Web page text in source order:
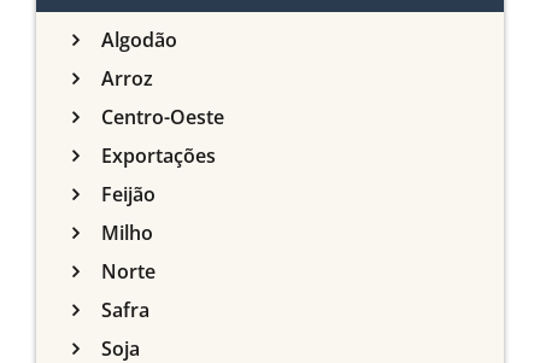
Algodão
Arroz
Centro-Oeste
Exportações
Feijão
Milho
Norte
Safra
Soja